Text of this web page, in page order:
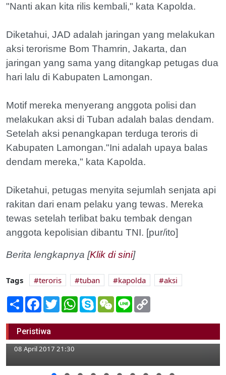
"Nanti akan kita rilis kembali," kata Kapolda.
Diketahui, JAD adalah jaringan yang melakukan
aksi terorisme Bom Thamrin, Jakarta, dan
jaringan yang sama yang ditangkap petugas dua
hari lalu di Kabupaten Lamongan.
Motif mereka menyerang anggota polisi dan
melakukan aksi di Tuban adalah balas dendam.
Setelah aksi penangkapan terduga teroris di
Kabupaten Lamongan."Ini adalah upaya balas
dendam mereka," kata Kapolda.
Diketahui, petugas menyita sejumlah senjata api
rakitan dari enam pelaku yang tewas. Mereka
tewas setelah terlibat baku tembak dengan
anggota kepolisian dibantu TNI. [pur/ito]
Berita lengkapnya [Klik di sini]
Tags teroris tuban kapolda
aksi
Share Facebook
TwitterWhatsApp
SkypeWeChatLine
Peristiwa
Terduga Teroris Terkait dengan Bom
Thamrin dan Lamongan?
08 April 2017 21:30